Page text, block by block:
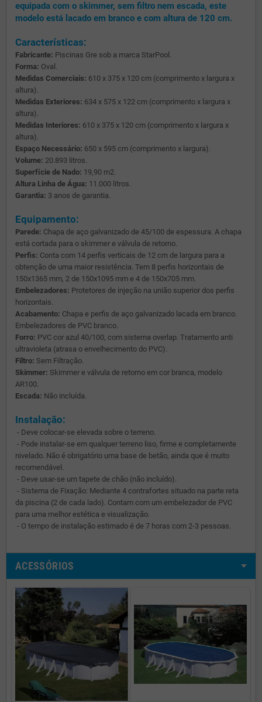
equipada com o skimmer, sem filtro nem escada, este
modelo está lacado em branco e com altura de 120 cm.
Características:
Fabricante: Piscinas Gre sob a marca StarPool.
Forma: Oval.
Medidas Comerciais: 610 x 375 x 120 cm (comprimento x largura x
altura).
Medidas Exteriores: 634 x 575 x 122 cm (comprimento x largura x
altura).
Medidas Interiores: 610 x 375 x 120 cm (comprimento x largura x
altura).
Espaço Necessário: 650 x 595 cm (comprimento x largura).
Volume: 20.893 litros.
Superfície de Nado: 19,90 m2.
Altura Linha de Água: 11.000 litros.
Garantia: 3 anos de garantia.
Equipamento:
Parede: Chapa de aço galvanizado de 45/100 de espessura. A chapa
está cortada para o skimmer e válvula de retorno.
Perfis: Conta com 14 perfis verticais de 12 cm de largura para a
obtenção de uma maior resistência. Tem 8 perfis horizontais de
150x1365 mm, 2 de 150x1095 mm e 4 de 150x705 mm.
Embelezadores: Protetores de injeção na união superior dos perfis
horizontais.
Acabamento: Chapa e perfis de aço galvanizado lacada em branco.
Embelezadores de PVC branco.
Forro: PVC cor azul 40/100, com sistema overlap. Tratamento anti
ultravioleta (atrasa o envelhecimento do PVC).
Filtro: Sem Filtração.
Skimmer: Skimmer e válvula de retorno em cor branca, modelo
AR100.
Escada: Não incluída.
Instalação:
- Deve colocar-se elevada sobre o terreno.
- Pode instalar-se em qualquer terreno liso, firme e completamente
nivelado. Não é obrigatório uma base de betão, ainda que é muito
recomendável.
- Deve usar-se um tapete de chão (não incluído).
- Sistema de Fixação: Mediante 4 contrafortes situado na parte reta
da piscina (2 de cada lado). Contam com um embelezador de PVC
para uma melhor estética e visualização.
- O tempo de instalação estimado é de 7 horas com 2-3 pessoas.
ACESSÓRIOS